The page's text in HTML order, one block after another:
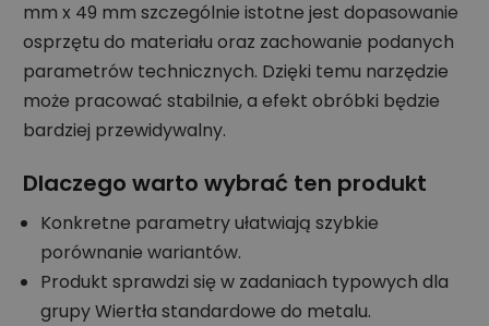
mm x 49 mm szczególnie istotne jest dopasowanie
osprzętu do materiału oraz zachowanie podanych
parametrów technicznych. Dzięki temu narzędzie
może pracować stabilnie, a efekt obróbki będzie
bardziej przewidywalny.
Dlaczego warto wybrać ten produkt
Konkretne parametry ułatwiają szybkie
porównanie wariantów.
Produkt sprawdzi się w zadaniach typowych dla
grupy Wiertła standardowe do metalu.